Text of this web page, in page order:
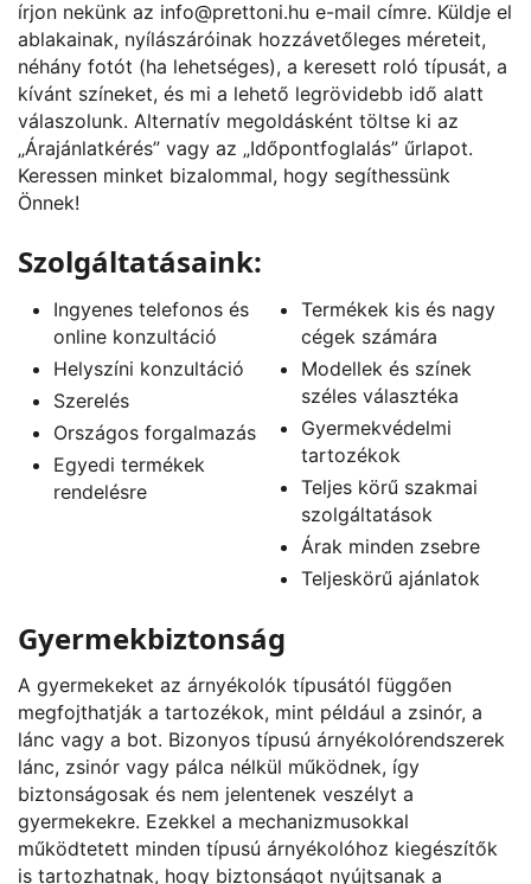
írjon nekünk az info@prettoni.hu e-mail címre. Küldje el
ablakainak, nyílászáróinak hozzávetőleges méreteit,
néhány fotót (ha lehetséges), a keresett roló típusát, a
kívánt színeket, és mi a lehető legrövidebb idő alatt
válaszolunk. Alternatív megoldásként töltse ki az
„Árajánlatkérés” vagy az „Időpontfoglalás” űrlapot.
Keressen minket bizalommal, hogy segíthessünk
Önnek!
Szolgáltatásaink:
Ingyenes telefonos és
online konzultáció
Helyszíni konzultáció
Szerelés
Országos forgalmazás
Egyedi termékek
rendelésre
Termékek kis és nagy
cégek számára
Modellek és színek
széles választéka
Gyermekvédelmi
tartozékok
Teljes körű szakmai
szolgáltatások
Árak minden zsebre
Teljeskörű ajánlatok
Gyermekbiztonság
A gyermekeket az árnyékolók típusától függően
megfojthatják a tartozékok, mint például a zsinór, a
lánc vagy a bot. Bizonyos típusú árnyékolórendszerek
lánc, zsinór vagy pálca nélkül működnek, így
biztonságosak és nem jelentenek veszélyt a
gyermekekre. Ezekkel a mechanizmusokkal
működtetett minden típusú árnyékolóhoz kiegészítők
is tartozhatnak, hogy biztonságot nyújtsanak a